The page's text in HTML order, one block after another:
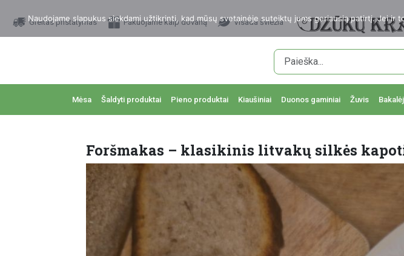
Greitas pristatymas Pakuojame kaip dovaną Visada šviežia
Mėsa Šaldyti produktai Pieno produktai Kiaušiniai Duonos gaminiai Žuvis
Foršmakas – klasikinis litvakų silkės
Naudojame slapukus siekdami užtikrinti, kad mūsų svetainėje suteiktų jums geriausią patirtį. Jei ir